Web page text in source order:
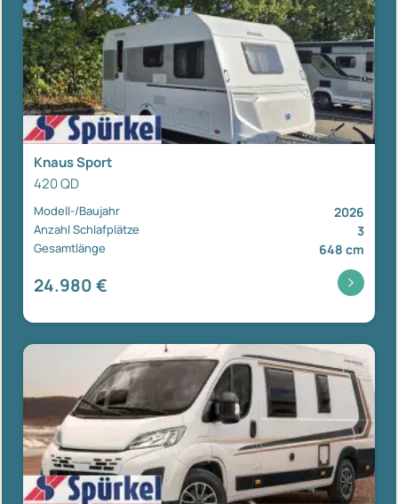
Knaus Sport
420 QD
Modell-/Baujahr 2026
Anzahl Schlafplätze 3
Gesamtlänge 648 cm
24.980 €